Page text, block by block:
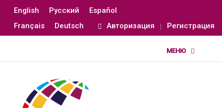
English Русский
Español
Français
Deutsch Авторизация Регистрация